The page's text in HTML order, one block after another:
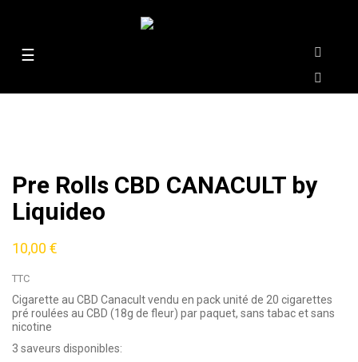
Basculer
☰
Pre Rolls CBD CANACULT by
Liquideo
10,00 €
TTC
Cigarette au CBD Canacult vendu en pack unité de 20 cigarettes
pré roulées au CBD (18g de fleur) par paquet, sans tabac et sans
nicotine
3 saveurs disponibles: